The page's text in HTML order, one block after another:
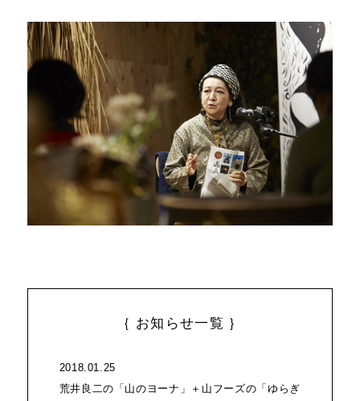
｛ お知らせ一覧 ｝
2018.01.25
荒井良二の「山のヨーナ」＋山フーズの「ゆらぎ